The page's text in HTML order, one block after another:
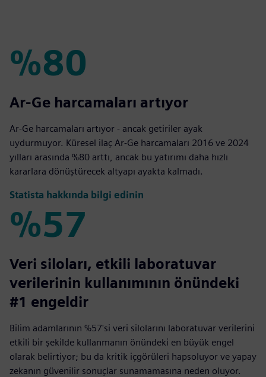
%80
%80
Ar-Ge harcamaları artıyor
Ar-Ge harcamaları artıyor - ancak getiriler ayak
uydurmuyor. Küresel ilaç Ar-Ge harcamaları 2016 ve 2024
yılları arasında %80 arttı, ancak bu yatırımı daha hızlı
kararlara dönüştürecek altyapı ayakta kalmadı.
Statista hakkında bilgi edinin
%57
%57
Veri siloları, etkili laboratuvar
verilerinin kullanımının önündeki
#1 engeldir
Bilim adamlarının %57'si veri silolarını laboratuvar verilerini
etkili bir şekilde kullanmanın önündeki en büyük engel
olarak belirtiyor; bu da kritik içgörüleri hapsoluyor ve yapay
zekanın güvenilir sonuçlar sunamamasına neden oluyor.